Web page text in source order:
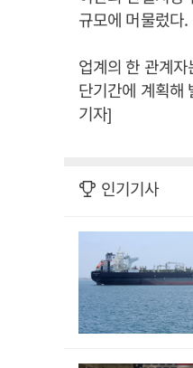
규모에 머물렀다.
업계의 한 관계
단기간에 계획해
기자]
인기기사